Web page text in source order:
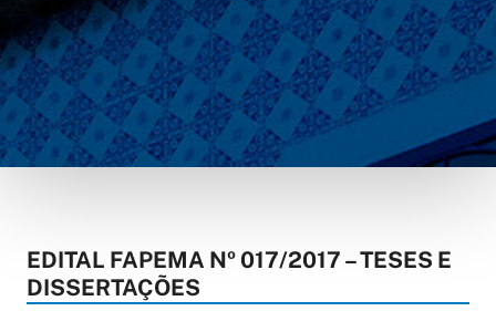
EDITAL FAPEMA Nº 017/2017 – TESES E
DISSERTAÇÕES